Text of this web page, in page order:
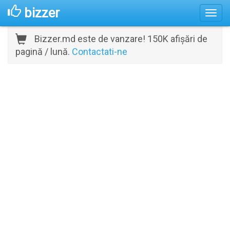
bizzer
Bizzer.md este de vanzare! 150K afișări de
pagină / lună. Contactati-ne